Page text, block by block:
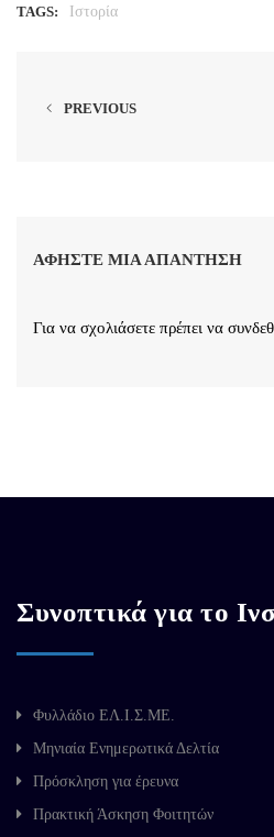
TAGS: Ιστορία
PREVIOUS
ΑΦΉΣΤΕ ΜΙΑ ΑΠΆΝΤΗΣΗ
Για να σχολιάσετε πρέπει να
Συνοπτικά για το
Φυλλάδιο ΕΛ.Ι.Σ.ΜΕ.
Μηνιαία Ενημερωτικά Δελτία
Πρόσκληση για έρευνα
Πρακτική Άσκηση Φοιτητών